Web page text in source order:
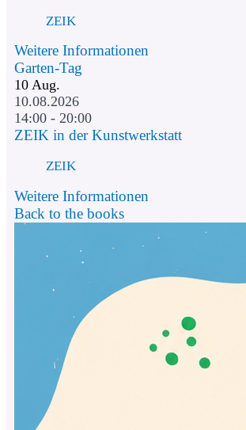
ZEIK
Weitere Informationen
Garten-Tag
10 Aug.
10.08.2026
14:00 - 20:00
ZEIK in der Kunstwerkstatt
ZEIK
Weitere Informationen
Back to the books